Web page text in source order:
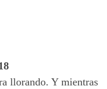
llorando. Y mientras